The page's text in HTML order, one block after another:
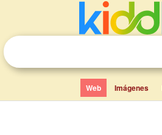
Web Imágenes